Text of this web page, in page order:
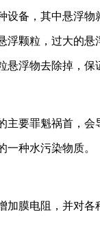
备，其中悬浮物
浮颗粒，过大的
悬浮物去除掉，保
要罪魁祸首，会
种水污染物质。
膜电阻，并对各